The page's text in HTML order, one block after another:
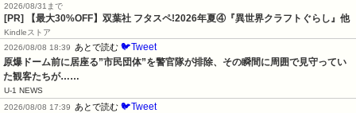
2026/08/31まで
[PR] 【最大30%OFF】双葉社 フタスペ!2026年夏④『異世界クラフトぐらし』他
Kindleストア
2026/08/08 18:39
あとで読む 🐦Tweet
原爆ドーム前に居座る”市民団体”を警官隊が排除、その瞬間に周囲で見守ってい
た観客たちが……
U-1 NEWS
2026/08/08 17:39
あとで読む 🐦Tweet